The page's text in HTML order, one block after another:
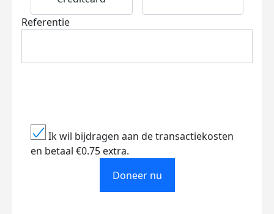
Referentie
Ik wil bijdragen aan de transactiekosten
en betaal €0.75 extra.
Doneer nu